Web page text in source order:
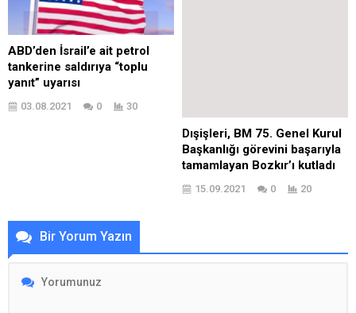
ABD’den İsrail’e ait petrol
tankerine saldırıya “toplu
yanıt” uyarısı
03.08.2021 0 30
Dışişleri, BM 75. Genel Kurul
Başkanlığı görevini başarıyla
tamamlayan Bozkır’ı kutladı
15.09.2021 0 20
Bir Yorum Yazın